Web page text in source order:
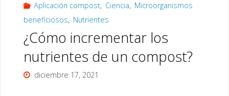
Medición
potencial
eléctrico
Aplicación compost, Ciencia, Microorganismos
beneficiosos, Nutrientes
¿Cómo incrementar los
nutrientes de un compost?
diciembre 17, 2021